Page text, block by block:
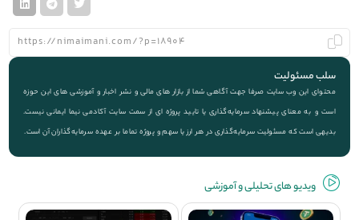
سلب مسئولیت
محتوای این وب سایت صرفا جهت آگاهی شما از بازار های مالی و نشر اخبار و آموزشی های این حوزه
است و به معنای پیشنهاد سرمایه‌گذاری یا تایید پروژه ای از سمت سایت آکادمی نیما ایمانی نیست.
بدیهی است که مسئولیت سرمایه‌گذاری در هر ارز یا سهم و پروژه تماما بر عهده سرمایه‌گذاران آن است.
ویديو های تحلیلی و آموزشی